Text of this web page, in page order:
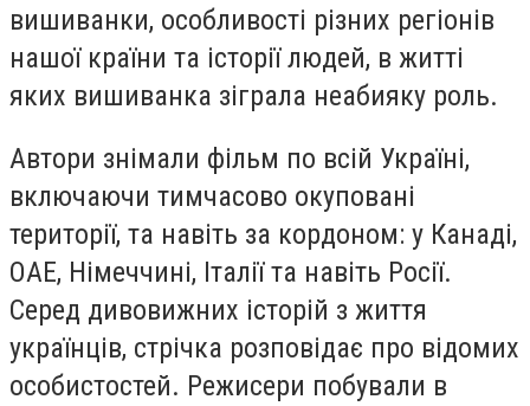
вишиванки, особливості різних регіонів
нашої країни та історії людей, в житті
яких вишиванка зіграла неабияку роль.
Автори знімали фільм по всій Україні,
включаючи тимчасово окуповані
території, та навіть за кордоном: у Канаді,
ОАЕ, Німеччині, Італії та навіть Росії.
Серед дивовижних історій з життя
українців, стрічка розповідає про відомих
особистостей. Режисери побували в